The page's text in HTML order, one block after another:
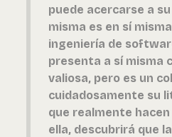
puede acercarse a
misma es en sí
ingeniería de
presenta a sí misma
valiosa, pero es un
cuidadosamente su
que realmente
ella, descubrirá que